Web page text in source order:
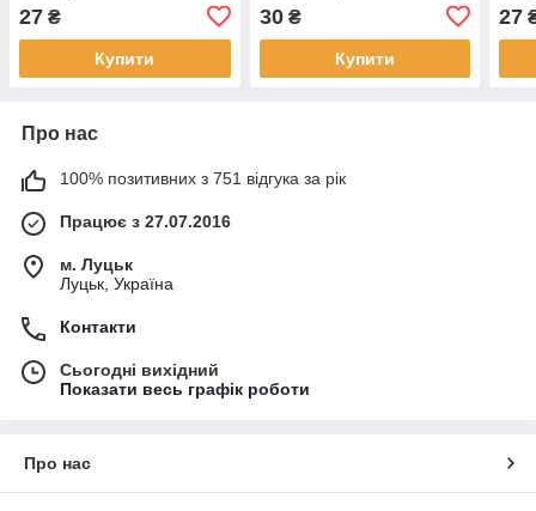
27 ₴
Купити
30₴
Купити
27
Про нас
100% позитивних з 751 відгука за рік
Працює з 27.07.2016
м. Луцьк
Луцьк, Україна
Контакти
Сьогодні вихідний
Показати весь графік роботи
Про нас